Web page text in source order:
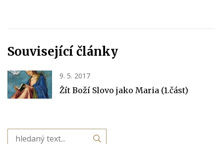
Související články
9. 5. 2017
Žít Boží Slovo jako Maria (1.část)